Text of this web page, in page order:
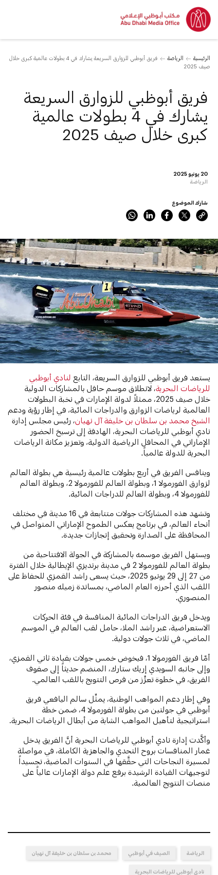
الرئيسية الرياضة
فريق أبوظبي للزوارق السريعة يشارك في 4 بطولات عالمية كبرى خلال
صيف 2025
20 يونيو 2025
الرياضة
فريق أبوظبي للزوارق السريعة
يشارك في 4 بطولات عالمية
كبرى خلال صيف 2025
شارك الموضوع
يستعد فريق أبوظبي للزوارق السريعة، التابع لنادي أبوظبي
للرياضات البحرية، لانطلاق موسم حافل بالمشاركات الدولية
خلال صيف 2025، ممثلاً لدولة الإمارات في نخبة البطولات
العالمية لرياضات الزوارق والدراجات المائية، في إطار رؤية ودعم
الشيخ محمد بن سلطان بن خليفة آل نهيان، رئيس مجلس إدارة
نادي أبوظبي للرياضات البحرية، الهادفة إلى ترسيخ الحضور
الإماراتي في المحافل الرياضية الدولية، وتعزيز مكانة الرياضات
البحرية للدولة عالمياً.
وينافس الفريق في أربع بطولات عالمية رئيسية هي بطولة العالم
لزوارق الفورمولا 1، وبطولة العالم للفورمولا 2، وبطولة العالم
للفورمولا 4، وبطولة العالم للدراجات المائية.
وتشهد هذه المشاركات جولات متتابعة في 16 مدينة في مختلف
أنحاء العالم، في برنامج يعكس الطموح الإماراتي المتواصل في
المحافظة على الصدارة وتحقيق إنجازات جديدة.
ويستهل الفريق موسمه بالمشاركة في الجولة الافتتاحية من
بطولة العالم للفورمولا 2 في مدينة برنديزي الإيطالية خلال الفترة
من 27 إلى 29 يونيو 2025، حيث يسعى راشد القمزي للحفاظ على
اللقب الذي أحرزه العام الماضي، بمساندة زميله منصور
المنصوري.
ويدخل فريق الدراجات المائية المنافسة في فئة الحركات
الاستعراضية، عبر راشد الملا، حامل لقب العالم في الموسم
الماضي، في ثلاث جولات دولية.
أمّا فريق الفورمولا 1، فيخوض خمس جولات بقيادة ثاني القمزي،
وإلى جانبه السويدي إريك ستارك، المنضم حديثاً إلى صفوف
الفريق، في خطوة تعزِّز من فرص التتويج باللقب العالمي.
وفي إطار دعم المواهب الوطنية، يمثِّل سالم اليافعي فريق
أبوظبي في جولتين من بطولة الفورمولا 4، ضمن خطة
استراتيجية لتأهيل المواهب الشابة من أبطال الرياضات البحرية.
وأكَّدت إدارة نادي أبوظبي للرياضات البحرية أنَّ الفريق يدخل
غمار المنافسات بروح التحدي والجاهزية الكاملة، في مواصلة
لمسيرة النجاحات التي حقَّقها في السنوات الماضية، تجسيداً
لتوجيهات القيادة الرشيدة برفع علم دولة الإمارات عالياً على
منصات التتويج العالمية.
الرياضة الصيف في أبوظبي محمد بن سلطان بن خليفة آل نهيان
نادي أبوظبي للرياضات البحرية